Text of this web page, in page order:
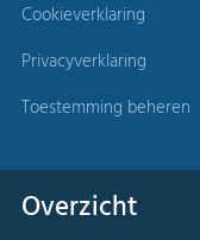
Cookieverklaring
Privacyverklaring
Toestemming beheren
Overzicht